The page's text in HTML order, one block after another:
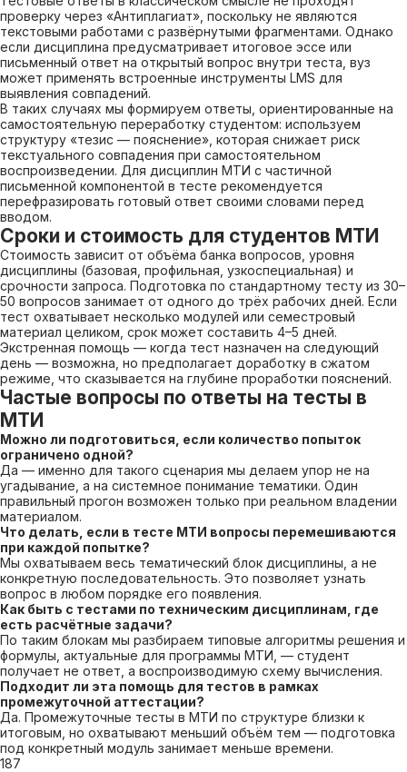
проверку через «Антиплагиат», поскольку не являются
текстовыми работами с развёрнутыми фрагментами. Однако
если дисциплина предусматривает итоговое эссе или
письменный ответ на открытый вопрос внутри теста, вуз
может применять встроенные инструменты LMS для
выявления совпадений.
В таких случаях мы формируем ответы, ориентированные на
самостоятельную переработку студентом: используем
структуру «тезис — пояснение», которая снижает риск
текстуального совпадения при самостоятельном
воспроизведении. Для дисциплин МТИ с частичной
письменной компонентой в тесте рекомендуется
перефразировать готовый ответ своими словами перед
вводом.
Сроки и стоимость для студентов МТИ
Стоимость зависит от объёма банка вопросов, уровня
дисциплины (базовая, профильная, узкоспециальная) и
срочности запроса. Подготовка по стандартному тесту из 30–
50 вопросов занимает от одного до трёх рабочих дней. Если
тест охватывает несколько модулей или семестровый
материал целиком, срок может составить 4–5 дней.
Экстренная помощь — когда тест назначен на следующий
день — возможна, но предполагает доработку в сжатом
режиме, что сказывается на глубине проработки пояснений.
Частые вопросы по ответы на тесты в
МТИ
Можно ли подготовиться, если количество попыток
ограничено одной?
Да — именно для такого сценария мы делаем упор не на
угадывание, а на системное понимание тематики. Один
правильный прогон возможен только при реальном владении
материалом.
Что делать, если в тесте МТИ вопросы перемешиваются
при каждой попытке?
Мы охватываем весь тематический блок дисциплины, а не
конкретную последовательность. Это позволяет узнать
вопрос в любом порядке его появления.
Как быть с тестами по техническим дисциплинам, где
есть расчётные задачи?
По таким блокам мы разбираем типовые алгоритмы решения и
формулы, актуальные для программы МТИ, — студент
получает не ответ, а воспроизводимую схему вычисления.
Подходит ли эта помощь для тестов в рамках
промежуточной аттестации?
Да. Промежуточные тесты в МТИ по структуре близки к
итоговым, но охватывают меньший объём тем — подготовка
под конкретный модуль занимает меньше времени.
187